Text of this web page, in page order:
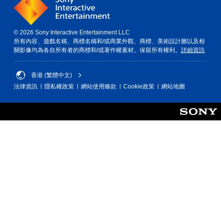
© 2026 Sony Interactive Entertainment LLC
所有內容、遊戲名稱、商標名稱和/或商業外觀、商標、美術設計圖以及相
關影像均為各自所有者的商標和/或著作權素材。保留所有權利。 詳細資訊
香港 (繁體中文)
法律資訊
隱私權政策 網站使用條款 Cookie政策 網站地圖